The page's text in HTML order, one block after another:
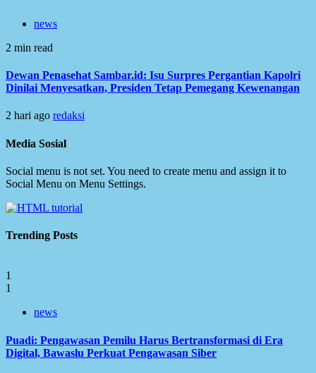
news
2 min read
Dewan Penasehat Sambar.id: Isu Surpres Pergantian Kapolri
Dinilai Menyesatkan, Presiden Tetap Pemegang Kewenangan
2 hari ago redaksi
Media Sosial
Social menu is not set. You need to create menu and assign it to
Social Menu on Menu Settings.
Trending Posts
1
1
news
Puadi: Pengawasan Pemilu Harus Bertransformasi di Era
Digital, Bawaslu Perkuat Pengawasan Siber